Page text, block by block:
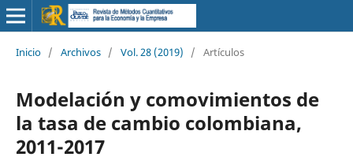
Inicio / Archivos / Vol. 28 (2019) / Artículos
Modelación y comovimientos de
la tasa de cambio colombiana,
2011-2017